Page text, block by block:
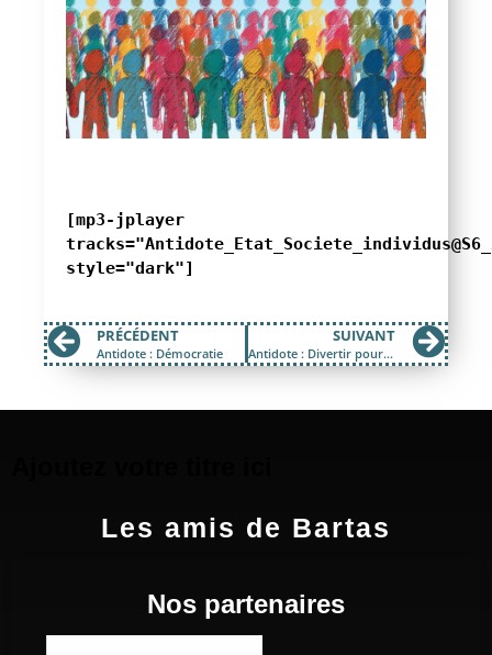
[mp3-jplayer
style="dark"]
PRÉCÉDENT
Antidote : Démocratie
SUIVANT
Antidote : Divertir pour dominer
Les amis de Bartas
Nos partenaires